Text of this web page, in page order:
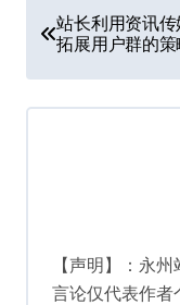
章
导
航
站长利用资讯
拓展用户群的策
【声明】：永
言论仅代表作者